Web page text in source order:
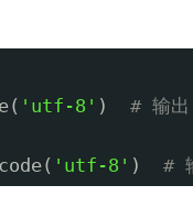
'utf-8' ) # 输
'utf-8' ) #